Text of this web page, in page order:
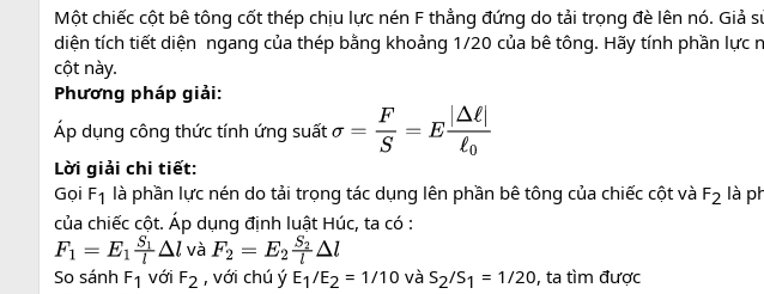
Một chiếc cột bê tông cốt thép chịu lực nén F thẳng đứng do tải trọng đè lên nó. Giả
diện tích tiết diện ngang của thép bằng khoảng 1/20 của bê tông. Hãy tính phần lực
cột này.
Phương pháp giải:
Áp dụng công thức tính ứng suất σ=FS =E| Δℓ |ℓ0
Lời giải chi tiết:
Gọi F1​ là phần lực nén do tải trọng tác dụng lên phần bê tông của chiếc cột và F2 ​ là
của chiếc cột. Áp dụng định luật Húc, ta có :
F1 =E1 S1l Δl và F2=E2 S2lΔl
So sánh F1​ với F2​ , với chú ý E1​/E2​ = 1/10 và S2​/S1​ = 1/20, ta tìm được